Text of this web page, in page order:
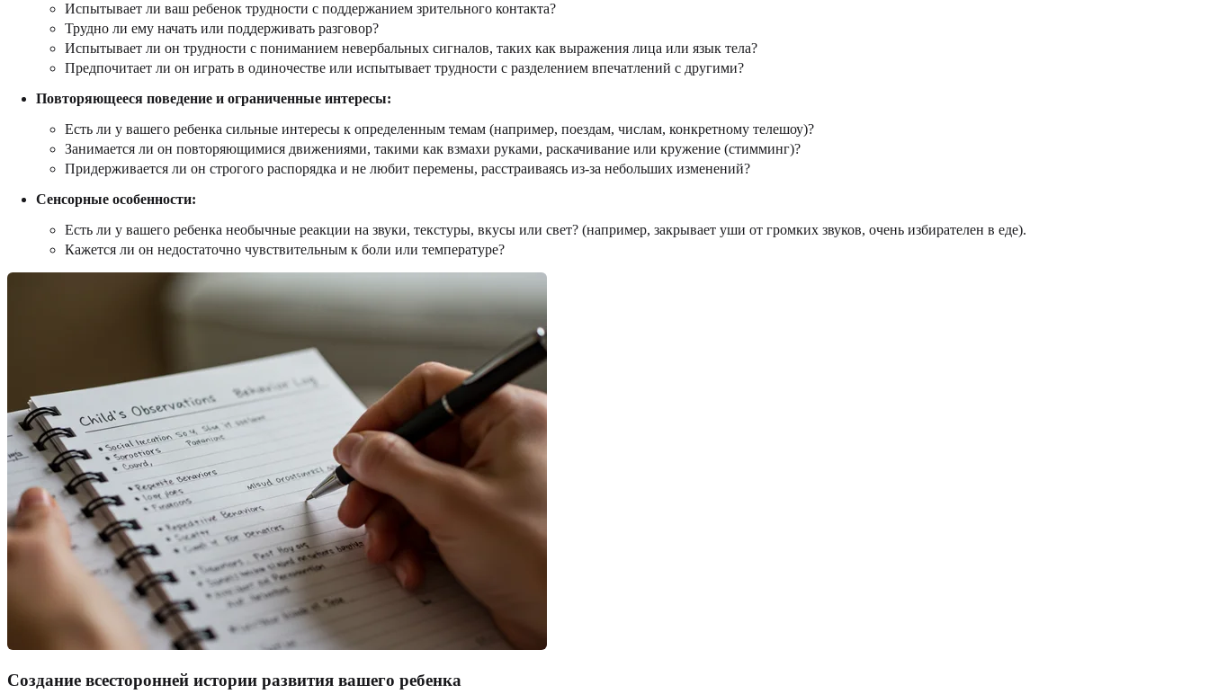
Испытывает ли ваш ребенок трудности с поддержанием зрительного контакта?
Трудно ли ему начать или поддерживать разговор?
Испытывает ли он трудности с пониманием невербальных сигналов, таких как выражения лица или язык тела?
Предпочитает ли он играть в одиночестве или испытывает трудности с разделением впечатлений с другими?
Повторяющееся поведение и ограниченные интересы:
Есть ли у вашего ребенка сильные интересы к определенным темам (например, поездам, числам, конкретному телешоу)?
Занимается ли он повторяющимися движениями, такими как взмахи руками, раскачивание или кружение (стимминг)?
Придерживается ли он строгого распорядка и не любит перемены, расстраиваясь из-за небольших изменений?
Сенсорные особенности:
Есть ли у вашего ребенка необычные реакции на звуки, текстуры, вкусы или свет? (например, закрывает уши от громких звуков, очень избирателен в еде).
Кажется ли он недостаточно чувствительным к боли или температуре?
Создание всесторонней истории развития вашего ребенка